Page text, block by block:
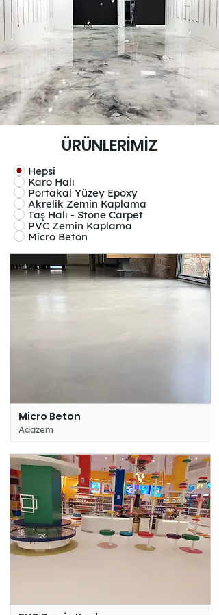
ÜRÜNLERİMİZ
Hepsi
Karo Halı
Portakal Yüzey Epoxy
Akrelik Zemin Kaplama
Taş Halı - Stone Carpet
PVC Zemin Kaplama
Micro Beton
Micro Beton
Adazem